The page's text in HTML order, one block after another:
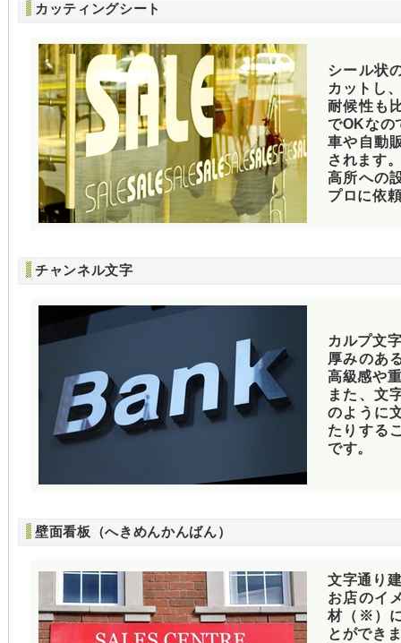
カッティングシート
シール状
カットし
耐候性も
でOKなの
車や自動
されます
高所への
プロに依
チャンネル文字
カルプ文
厚みのあ
高級感や
また、文
のように
たりする
です。
壁面看板（へきめんかんばん）
文字通り
お店のイ
材（※）
とができ